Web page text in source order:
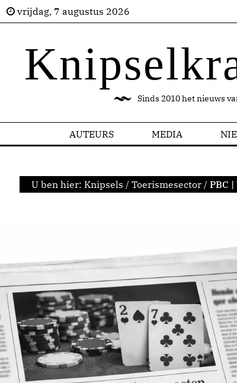
vrijdag, 7 augustus 2026
Sinds 2010 het nieuws
AUTEURS MEDIA
U ben hier: Knipsels / Toerismesector / PBC